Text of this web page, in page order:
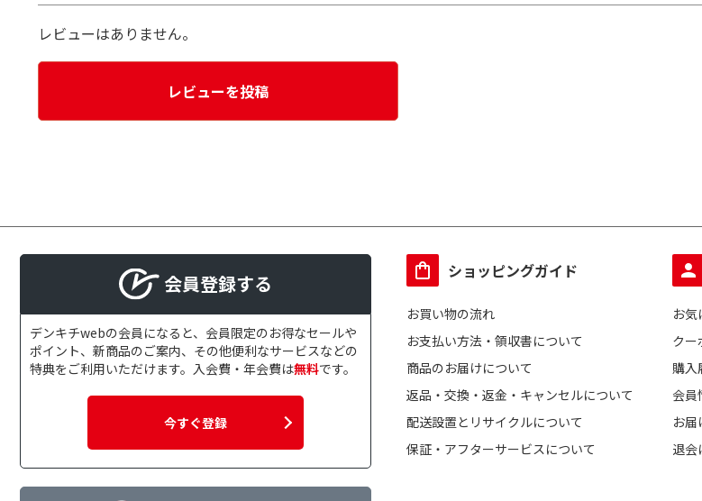
レビューはありません。
レビューを投稿
会員登録する
デンキチwebの会員になると、会員限定のお得なセールや
ポイント、新商品のご案内、その他便利なサービスなどの
特典をご利用いただけます。入会費・年会費は無料です。
今すぐ登録
ショッピングガイド
お買い物の流れ
お支払い方法・領収書について
商品のお届けについて
返品・交換・返金・キャンセルについて
配送設置とリサイクルについて
保証・アフターサービスについて
お気
クー
購入
会員
お
退会